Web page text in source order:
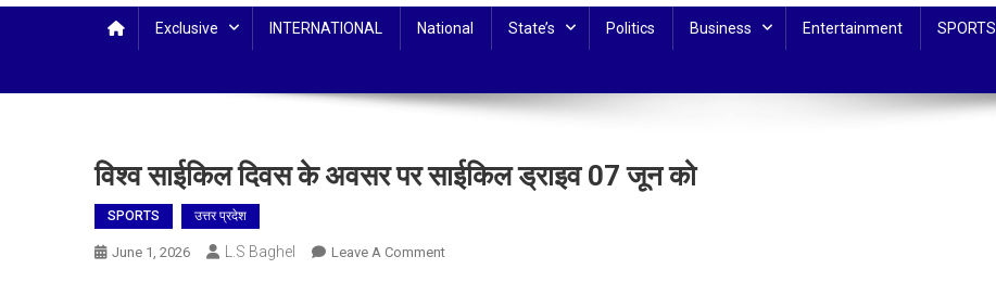
Exclusive INTERNATIONAL National State’s Politics Business Entertainment SPORTS
विश्व साईकिल दिवस के अवसर पर साईकिल ड्राइव 07 जून को
SPORTS उत्तर प्रदेश
June 1, 2026 L.S Baghel Leave A CommentOn